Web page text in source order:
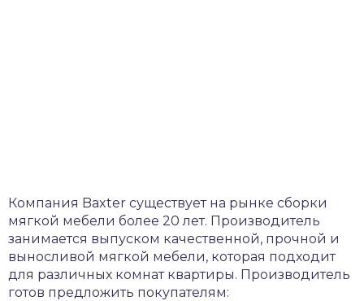
Компания Baxter существует на рынке сборки
мягкой мебели более 20 лет. Производитель
занимается выпуском качественной, прочной и
выносливой мягкой мебели, которая подходит
для различных комнат квартиры. Производитель
готов предложить покупателям: